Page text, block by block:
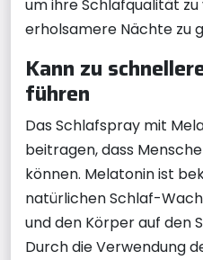
um ihre Schlafqualität
erholsamere Nächte zu
Kann zu
führen
Das Schlafspray mit
beitragen, dass
können. Melatonin ist
natürlichen Schlaf-
und den Körper auf den
Durch die Verwendung